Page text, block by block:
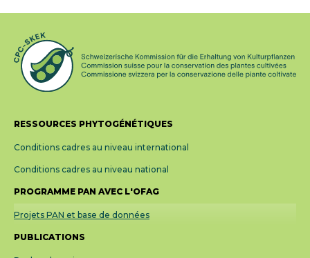
RESSOURCES PHYTOGÉNÉTIQUES
Conditions cadres au niveau international
Conditions cadres au niveau national
PROGRAMME PAN AVEC L'OFAG
Projets PAN et base de données(current)
PUBLICATIONS